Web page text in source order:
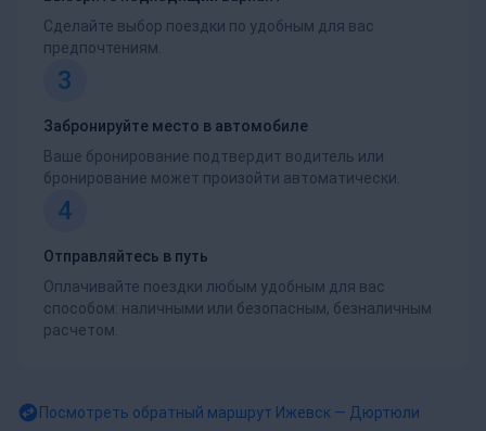
Сделайте выбор поездки по удобным для вас
предпочтениям.
3
Забронируйте место в автомобиле
Ваше бронирование подтвердит водитель или
бронирование может произойти автоматически.
4
Отправляйтесь в путь
Оплачивайте поездки любым удобным для вас
способом: наличными или безопасным, безналичным
расчетом.
Посмотреть обратный маршрут Ижевск — Дюртюли